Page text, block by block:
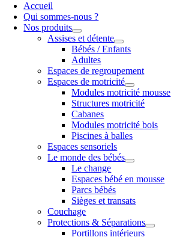
Accueil
Qui sommes-nous ?
Nos produits
Assises et détente
Bébés / Enfants
Adultes
Espaces de regroupement
Espaces de motricité
Modules motricité mousse
Structures motricité
Cabanes
Modules motricité bois
Piscines à balles
Espaces sensoriels
Le monde des bébés
Le change
Espaces bébé en mousse
Parcs bébés
Sièges et transats
Couchage
Protections & Séparations
Portillons intérieurs